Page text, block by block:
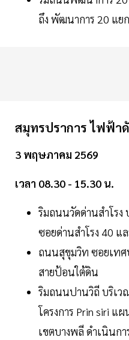
ถึง พัฒนาการ 20 แย
สมุทรปราการ ไฟฟ้า
3 พฤษภาคม 2569
เวลา 08.30 - 15.30 น.
ริมถนนวัดด่านสำโรง
ซอยด่านสำโรง 40 แ
ถนนสุขุมวิท ซอยเทศ
สายป้อนใต้ดิน
ริมถนนปานวิถี บริเว
โครงการ Prin siri แ
เขตบางพลี ดำเนินก